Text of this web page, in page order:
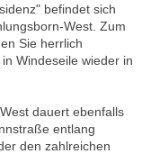
befindet sich
West. Zum
Sie herrlich
Windeseile wieder in
dauert ebenfalls
entlang
den zahlreichen